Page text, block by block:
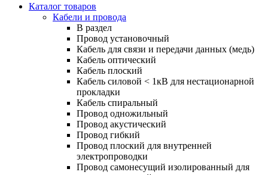
Каталог товаров
Кабели и провода
В раздел
Провод установочный
Кабель для связи и передачи данных (медь)
Кабель оптический
Кабель плоский
Кабель силовой < 1кВ для нестационарной
прокладки
Кабель спиральный
Провод одножильный
Провод акустический
Провод гибкий
Провод плоский для внутренней
электропроводки
Провод самонесущий изолированный для